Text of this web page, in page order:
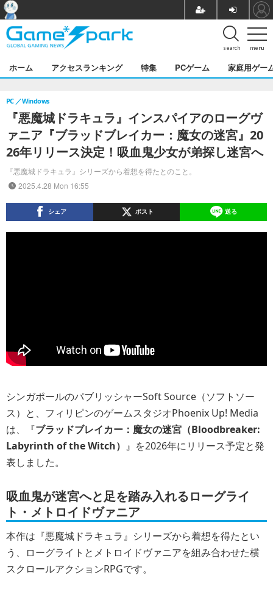
menu
search
ホーム アクセスランキング 特集 PCゲーム 家庭用ゲー
『悪魔城ドラキュラ』インスパイアのローグヴ
ァニア『ブラッドブレイカー：魔女の迷宮』20
26年リリース決定！吸血鬼少女が弟探し迷宮へ
『悪魔城ドラキュラ』シリーズから着想を得たとのこと。
PC Windows
2025.4.28 Mon 16:55
シェア ポスト 送る
シンガポールのパブリッシャーSoft Source（ソフトソー
ス）と、フィリピンのゲームスタジオPhoenix Up! Media
は、『ブラッドブレイカー：魔女の迷宮（Bloodbreaker:
Labyrinth of the Witch） 』を2026年にリリース予定と発
表しました。
吸血鬼が迷宮へと足を踏み入れるローグライ
ト・メトロイドヴァニア
本作は『悪魔城ドラキュラ』シリーズから着想を得たとい
う、ローグライトとメトロイドヴァニアを組み合わせた横
スクロールアクションRPGです。